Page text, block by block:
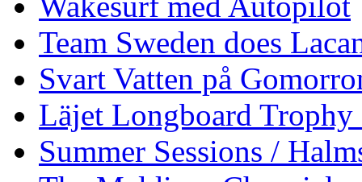
Team Sweden does
Svart Vatten på
Läjet Longboard
Summer Sessions /